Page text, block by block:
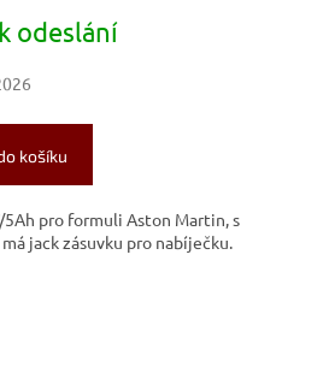
odeslání
košíku
pro formuli Aston Martin, s
má jack zásuvku pro nabíječku.